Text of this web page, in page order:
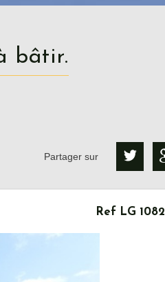
bâtir.
Partager sur
Ref LG 1082